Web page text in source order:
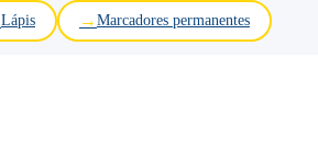
Lápis Marcadores permanentes